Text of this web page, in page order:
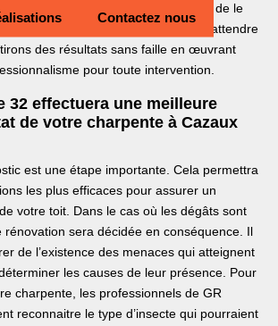
Contactez nous
il est impératif de l’entretenir ou de le
Appelez GR Couverture 32 sans attendre
des résultats sans faille en œuvrant
pour toute intervention.
32 effectuera une meilleure
de votre charpente à Cazaux
est une étape importante. Cela permettra
les plus efficaces pour assurer un
votre toit. Dans le cas où les dégâts sont
rénovation sera décidée en conséquence. Il
de l’existence des menaces qui atteignent
les causes de leur présence. Pour
charpente, les professionnels de GR
reconnaitre le type d’insecte qui pourraient